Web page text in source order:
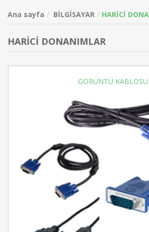
Ana sayfa BİLGİSAYAR HARİCİ
HARİCİ DONANIMLAR
GÖRÜNTÜ KABLOSU